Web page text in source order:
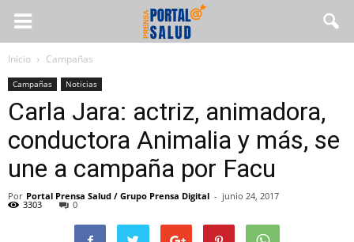
Inicio Campañas
Campañas Noticias
Carla Jara: actriz, animadora,
conductora Animalia y más, se
une a campaña por Facu
Por Portal Prensa Salud / Grupo Prensa Digital - junio 24, 2017
3303 0